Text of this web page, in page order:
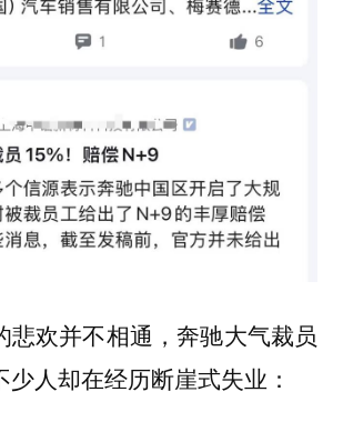
悲欢并不相通，奔驰大气裁员
人却在经历断崖式失业：